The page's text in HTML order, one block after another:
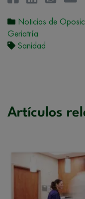
Noticias de
Geriatría
Sanidad
Artículos